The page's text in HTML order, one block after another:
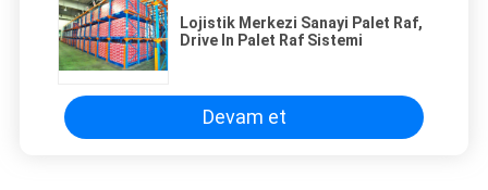
Lojistik Merkezi Sanayi Palet Raf,
Drive In Palet Raf Sistemi
Devam et